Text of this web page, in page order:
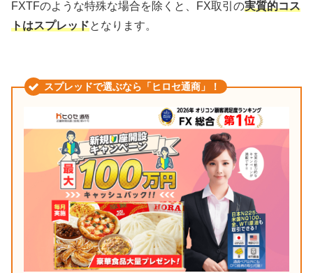
FXTFのような特殊な場合を除くと、FX取引の実質的コス
トはスプレッドとなります。
スプレッドで選ぶなら「ヒロセ通商」！